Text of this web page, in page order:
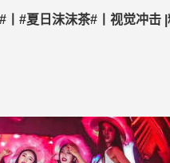
#夏日沫沫茶#丨视觉冲击